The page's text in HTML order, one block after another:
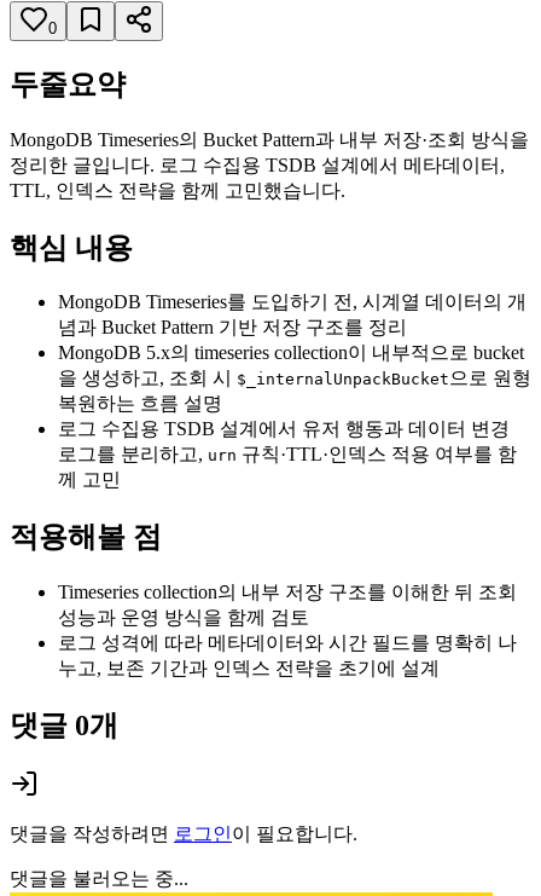
0
두줄요약
MongoDB Timeseries의 Bucket Pattern과 내부 저장·조회 방식을
정리한 글입니다. 로그 수집용 TSDB 설계에서 메타데이터,
TTL, 인덱스 전략을 함께 고민했습니다.
핵심 내용
MongoDB Timeseries를 도입하기 전, 시계열 데이터의 개
념과 Bucket Pattern 기반 저장 구조를 정리
MongoDB 5.x의 timeseries collection이 내부적으로 bucket
을 생성하고, 조회 시
$_internalUnpackBucket으로 원형
복원하는 흐름 설명
로그 수집용 TSDB 설계에서 유저 행동과 데이터 변경
로그를 분리하고, urn 규칙·TTL·인덱스 적용 여부를 함
께 고민
적용해볼 점
Timeseries collection의 내부 저장 구조를 이해한 뒤 조회
성능과 운영 방식을 함께 검토
로그 성격에 따라 메타데이터와 시간 필드를 명확히 나
누고, 보존 기간과 인덱스 전략을 초기에 설계
댓글 0개
댓글을 작성하려면 로그인이 필요합니다.
댓글을 불러오는 중...